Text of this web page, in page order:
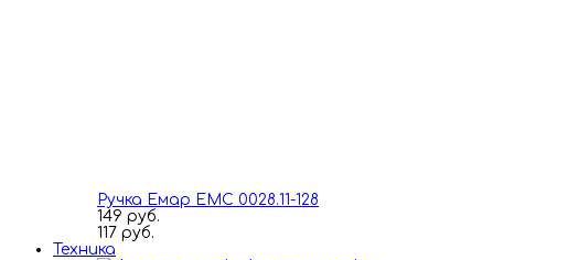
Ручка Емар ЕМС 0028.11-128
149 руб.
117 руб.
Техника